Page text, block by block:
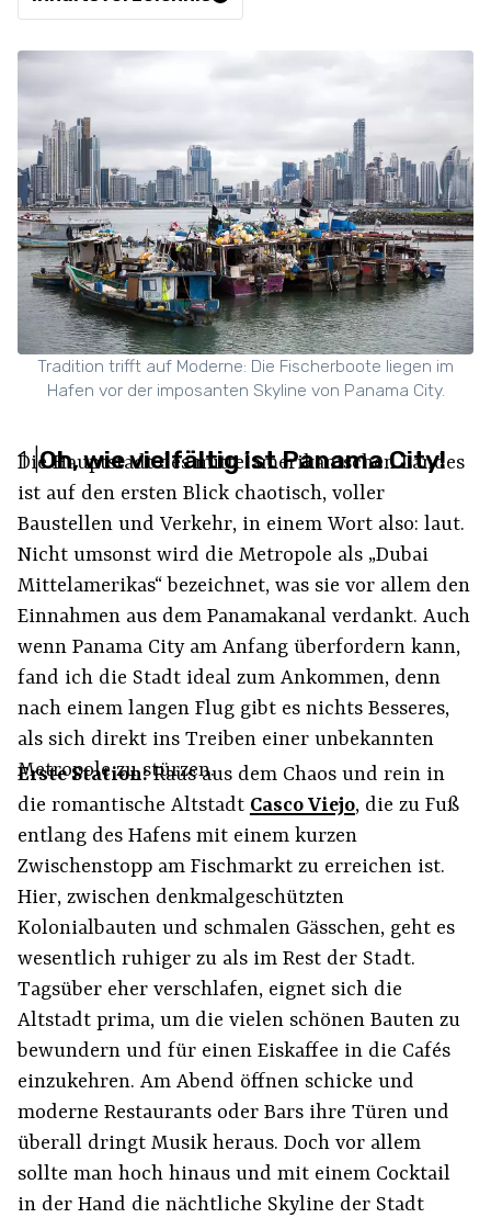
Tradition trifft auf Moderne: Die Fischerboote liegen im
Hafen vor der imposanten Skyline von Panama City.
1|Oh, wie vielfältig ist Panama City!
Die Hauptstadt des mittelamerikanischen Landes
ist auf den ersten Blick chaotisch, voller
Baustellen und Verkehr, in einem Wort also: laut.
Nicht umsonst wird die Metropole als „Dubai
Mittelamerikas“ bezeichnet, was sie vor allem den
Einnahmen aus dem Panamakanal verdankt. Auch
wenn Panama City am Anfang überfordern kann,
fand ich die Stadt ideal zum Ankommen, denn
nach einem langen Flug gibt es nichts Besseres,
als sich direkt ins Treiben einer unbekannten
Metropole zu stürzen.
Erste Station:Raus aus dem Chaos und rein in
die romantische Altstadt Casco Viejo, die zu Fuß
entlang des Hafens mit einem kurzen
Zwischenstopp am Fischmarkt zu erreichen ist.
Hier, zwischen denkmalgeschützten
Kolonialbauten und schmalen Gässchen, geht es
wesentlich ruhiger zu als im Rest der Stadt.
Tagsüber eher verschlafen, eignet sich die
Altstadt prima, um die vielen schönen Bauten zu
bewundern und für einen Eiskaffee in die Cafés
einzukehren. Am Abend öffnen schicke und
moderne Restaurants oder Bars ihre Türen und
überall dringt Musik heraus. Doch vor allem
sollte man hoch hinaus und mit einem Cocktail
in der Hand die nächtliche Skyline der Stadt